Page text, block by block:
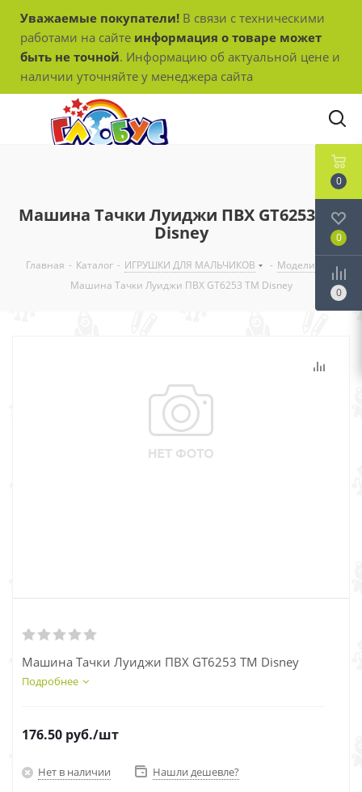
Уважаемые покупатели! В связи с техническими
работами на сайте информация о товаре может
быть не точной. Информацию об актуальной цене и
наличии уточняйте у менеджера сайта
Машина Тачки Луиджи ПВХ GT6253 ТМ
Disney
Главная - Каталог - ИГРУШКИ ДЛЯ МАЛЬЧИКОВ - Модели
Машина Тачки Луиджи ПВХ GT6253 ТМ Disney
Машина Тачки Луиджи ПВХ GT6253 ТМ Disney
Подробнее
176.50 руб./шт
Нет в наличии Нашли дешевле?
0
0
0